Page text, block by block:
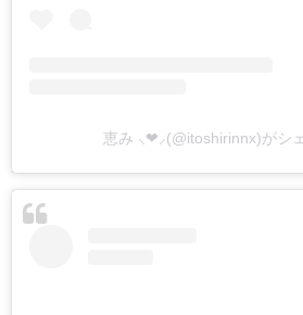
恵み ⸜❤︎⸝‍(@itoshirinnx)がシ